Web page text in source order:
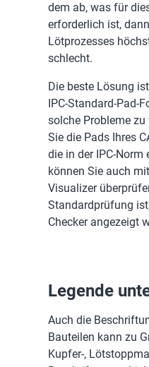
dem ab, was für
erforderlich ist,
Lötprozesses
schlecht.
Die beste Lösung
IPC-Standard-Pad-
solche Probleme zu
Sie die Pads Ihres
die in der IPC-
können Sie auch
Visualizer
Standardprüfung
Checker angezeigt
Legende
Auch die
Bauteilen kann zu
Kupfer-,